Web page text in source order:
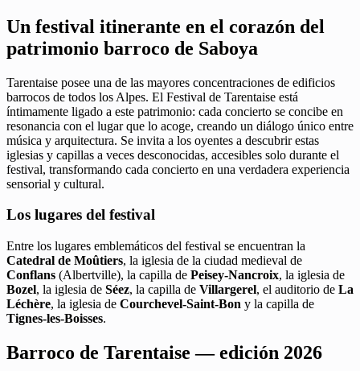
Un festival itinerante en el corazón del
patrimonio barroco de Saboya
Tarentaise posee una de las mayores concentraciones de edificios
barrocos de todos los Alpes. El Festival de Tarentaise está
íntimamente ligado a este patrimonio: cada concierto se concibe en
resonancia con el lugar que lo acoge, creando un diálogo único entre
música y arquitectura. Se invita a los oyentes a descubrir estas
iglesias y capillas a veces desconocidas, accesibles solo durante el
festival, transformando cada concierto en una verdadera experiencia
sensorial y cultural.
Los lugares del festival
Entre los lugares emblemáticos del festival se encuentran la
Catedral de Moûtiers, la iglesia de la ciudad medieval de
Conflans (Albertville), la capilla de Peisey-Nancroix, la iglesia de
Bozel, la iglesia de Séez, la capilla de Villargerel, el auditorio de La
Léchère, la iglesia de Courchevel-Saint-Bon y la capilla de
Tignes-les-Boisses.
Barroco de Tarentaise — edición 2026